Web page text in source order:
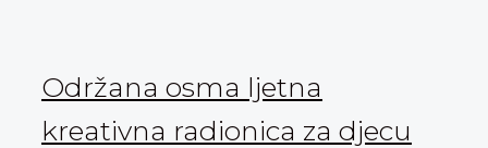
Održana osma ljetna
kreativna radionica za djecu